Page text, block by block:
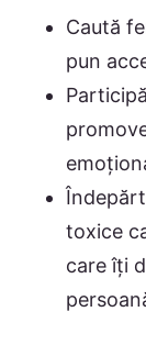
Caută
pun
toxice
care îți